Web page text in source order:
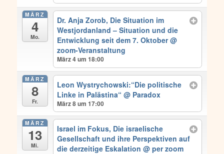
MÄRZ
4
Mo.
Dr. Anja Zorob, Die Situation im
Westjordanland – Situation und die
Entwicklung seit dem 7. Oktober@
zoom-Veranstaltung
März 4 um 18:00
MÄRZ
8
Fr.
Leon Wystrychowski:“Die politische
Linke in Palästina“@ Paradox
März 8 um 17:00
MÄRZ
13
Mi.
Israel im Fokus, Die israelische
Gesellschaft und ihre Perspektiven auf
die derzeitige Eskalation@ per zoom